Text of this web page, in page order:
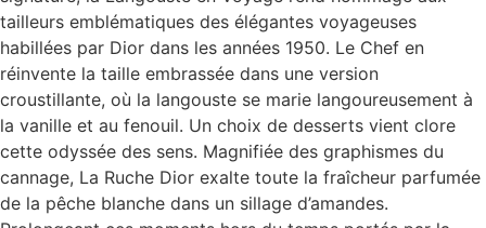
tailleurs emblématiques des élégantes voyageuses
habillées par Dior dans les années 1950. Le Chef en
réinvente la taille embrassée dans une version
croustillante, où la langouste se marie langoureusement à
la vanille et au fenouil. Un choix de desserts vient clore
cette odyssée des sens. Magnifiée des graphismes du
cannage, La Ruche Dior exalte toute la fraîcheur parfumée
de la pêche blanche dans un sillage d’amandes.